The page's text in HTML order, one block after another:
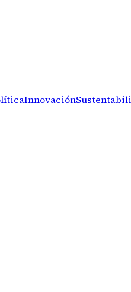
Innovación